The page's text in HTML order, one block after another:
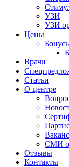
УЗИ
УЗИ
Цены
Врачи
Статьи
О центре
СМИ о
Отзывы
Контакты